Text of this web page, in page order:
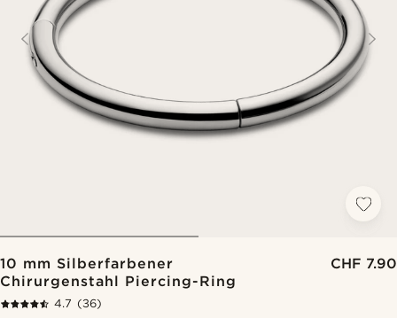
10 mm Silberfarbener
Chirurgenstahl Piercing-Ring
CHF 7.90
4.7 (36)